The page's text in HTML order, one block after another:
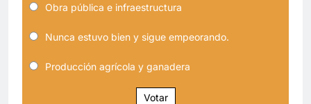
Obra pública e infraestructura
Nunca estuvo bien y sigue empeorando.
Producción agrícola y ganadera
Votar